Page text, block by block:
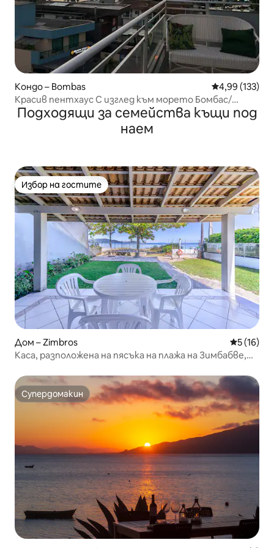
Кондо – Bombas Средна
4,99 (133)
Красив пентхаус С изглед към морето Бомбас/
Бомбиняс
Подходящи за семейства къщи под
наем
Избор на гостите
Избор на гостите
Дом – Zimbros Средна
5 (16)
Каса, разположена на пясъка на плажа на Зимбабве,
Супердомакин
Супердомакин